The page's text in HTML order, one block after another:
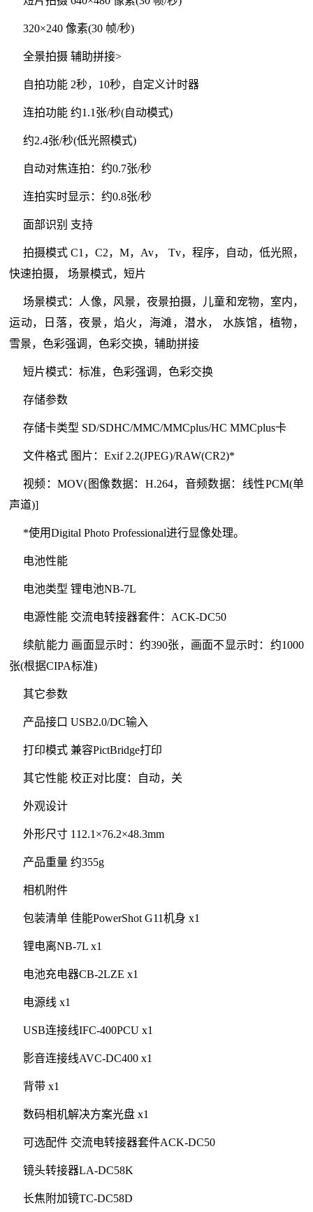
320×240 像素(30 帧/秒)
全景拍摄 辅助拼接>
自拍功能 2秒，10秒，自定义计时器
连拍功能 约1.1张/秒(自动模式)
约2.4张/秒(低光照模式)
自动对焦连拍：约0.7张/秒
连拍实时显示：约0.8张/秒
面部识别 支持
拍摄模式 C1，C2，M，Av， Tv，程序，自动，低光照，
快速拍摄， 场景模式，短片
场景模式：人像，风景，夜景拍摄，儿童和宠物，室内，
运动，日落，夜景，焰火，海滩，潜水， 水族馆，植物，
雪景，色彩强调，色彩交换，辅助拼接
短片模式：标准，色彩强调，色彩交换
存储参数
存储卡类型 SD/SDHC/MMC/MMCplus/HC MMCplus卡
文件格式 图片：Exif 2.2(JPEG)/RAW(CR2)*
视频：MOV(图像数据：H.264，音频数据：线性PCM(单
声道)]
*使用Digital Photo Professional进行显像处理。
电池性能
电池类型 锂电池NB-7L
电源性能 交流电转接器套件：ACK-DC50
续航能力 画面显示时：约390张，画面不显示时：约1000
张(根据CIPA标准)
其它参数
产品接口 USB2.0/DC输入
打印模式 兼容PictBridge打印
其它性能 校正对比度：自动，关
外观设计
外形尺寸 112.1×76.2×48.3mm
产品重量 约355g
相机附件
包装清单 佳能PowerShot G11机身 x1
锂电离NB-7L x1
电池充电器CB-2LZE x1
电源线 x1
USB连接线IFC-400PCU x1
影音连接线AVC-DC400 x1
背带 x1
数码相机解决方案光盘 x1
可选配件 交流电转接器套件ACK-DC50
镜头转接器LA-DC58K
长焦附加镜TC-DC58D